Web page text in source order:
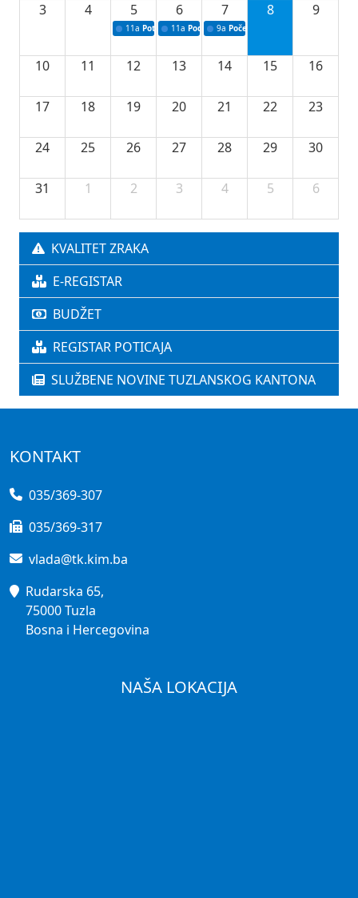
3 4 5
11a Potpisivanje ugovora o stipendijama za
6
11a Podrška razvoju vodne infrastrukture u
7
9a Početak izgradnje nove
8 9
10 11 12 13 14 15 16
17 18 19 20 21 22 23
24 25 26 27 28 29 30
31 1 2 3 4 5 6
KVALITET ZRAKA
E-REGISTAR
BUDŽET
REGISTAR POTICAJA
SLUŽBENE NOVINE TUZLANSKOG KANTONA
KONTAKT
035/369-307
035/369-317
vlada@tk.kim.ba
Rudarska 65,
75000 Tuzla
Bosna i Hercegovina
NAŠA LOKACIJA